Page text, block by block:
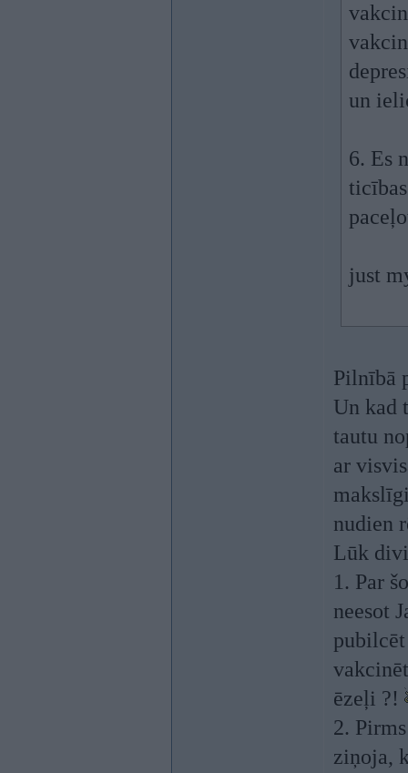
un
6. Es
just
Pilnībā
Un kad
tautu
ar
nudien
Lūk
1. Par
neesot
ēzeļi ?!
2.
ziņoja,